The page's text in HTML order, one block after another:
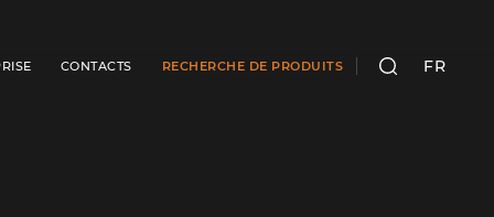
CONTACTS RECHERCHE DE PRODUITS RECHERCHER
FR